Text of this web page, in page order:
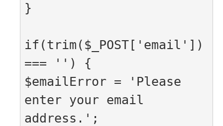
}
if(trim($_POST['email'])
=== '') {
$emailError = 'Please
enter your email
address.';